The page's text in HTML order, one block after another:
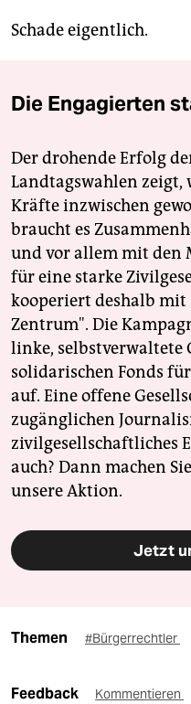
Schade eigentlich.
Die Engagierten
Der drohende Erfolg
Landtagswahlen zeigt,
Kräfte inzwischen
braucht es
und vor allem mit den
für eine starke
kooperiert deshalb
Zentrum". Die
linke, selbstverwaltete
solidarischen Fonds
auf. Eine offene
zugänglichen
zivilgesellschaftliches
auch? Dann machen
unsere Aktion.
Jetzt
Themen #Bürgerrechtler
Feedback Kommentieren